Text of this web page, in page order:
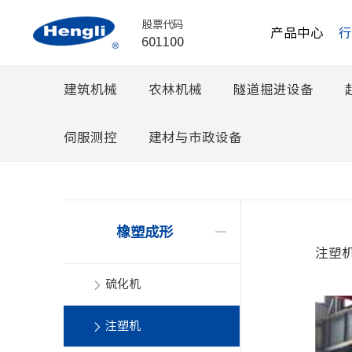
股票代码
601100
产品中心
建筑机械 农林机械 隧道掘进设备
伺服测控 建材与市政设备
橡塑成形
硫化机
注塑机
注塑